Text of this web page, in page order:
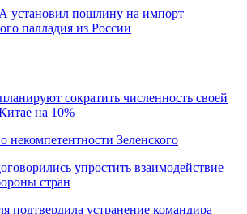
пошлину на импорт
палладия из России
сократить численность своей
на 10%
некомпетентности Зеленского
упростить взаимодействие
стран
подтвердила устранение командира